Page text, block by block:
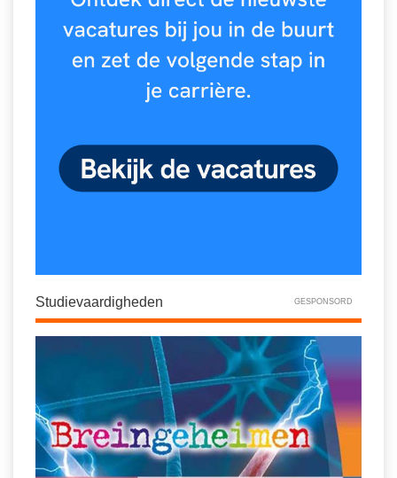
Studievaardigheden GESPONSORD